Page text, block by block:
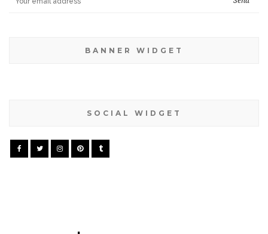
BANNER WIDGET
SOCIAL WIDGET